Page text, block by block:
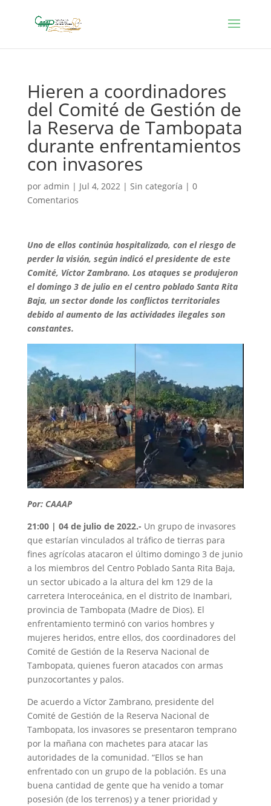
Hieren a coordinadores
del Comité de Gestión de
la Reserva de Tambopata
durante enfrentamientos
con invasores
por admin | Jul 4, 2022| Sin categoría | 0
Comentarios
Uno de ellos continúa hospitalizado, con el riesgo de
perder la visión, según indicó el presidente de este
Comité, Víctor Zambrano. Los ataques se produjeron
el domingo 3 de julio en el centro poblado Santa Rita
Baja, un sector donde los conflictos territoriales
debido al aumento de las actividades ilegales son
constantes.
Por: CAAAP
21:00 | 04 de julio de 2022.- Un grupo de invasores
que estarían vinculados al tráfico de tierras para
fines agrícolas atacaron el último domingo 3 de junio
a los miembros del Centro Poblado Santa Rita Baja,
un sector ubicado a la altura del km 129 de la
carretera Interoceánica, en el distrito de Inambari,
provincia de Tambopata (Madre de Dios). El
enfrentamiento terminó con varios hombres y
mujeres heridos, entre ellos, dos coordinadores del
Comité de Gestión de la Reserva Nacional de
Tambopata, quienes fueron atacados con armas
punzocortantes y palos.
De acuerdo a Víctor Zambrano, presidente del
Comité de Gestión de la Reserva Nacional de
Tambopata, los invasores se presentaron temprano
por la mañana con machetes para atacar las
autoridades de la comunidad. “Ellos se han
enfrentado con un grupo de la población. Es una
buena cantidad de gente que ha venido a tomar
posesión (de los terrenos) y a tener prioridad y